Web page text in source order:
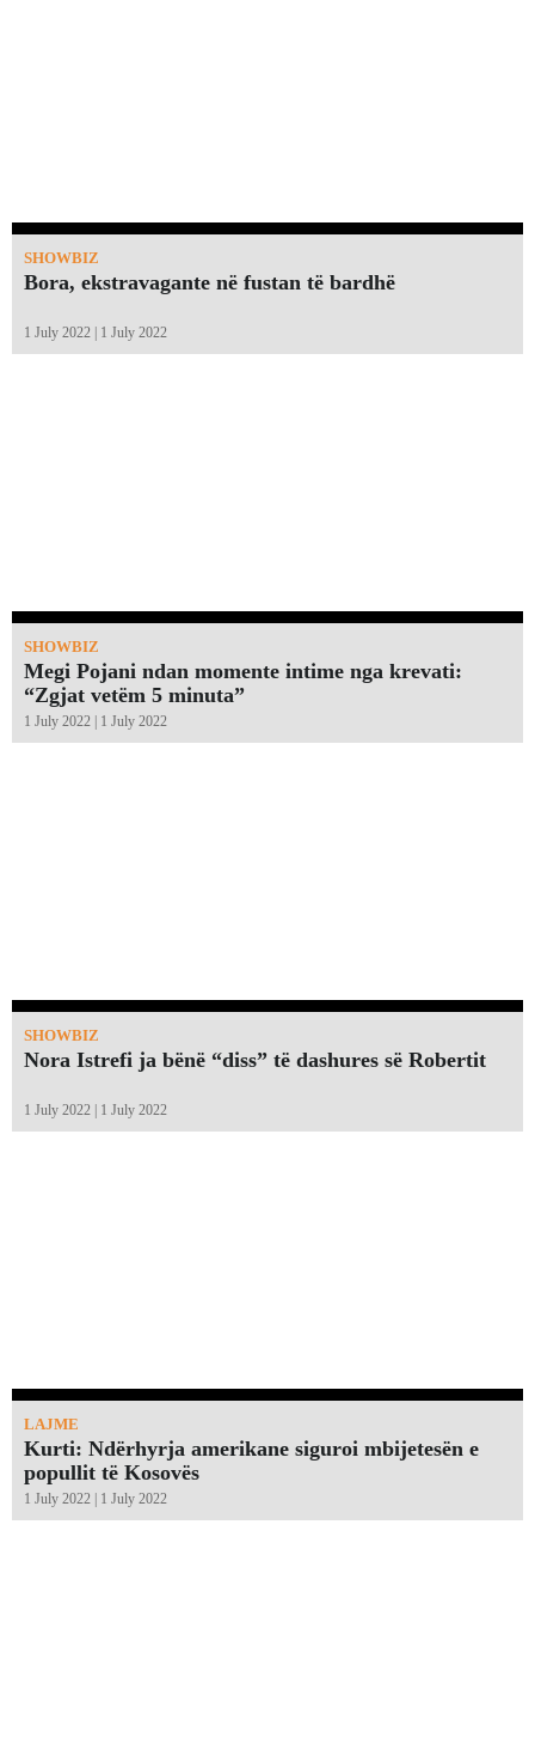
SHOWBIZ
Bora, ekstravagante në fustan të bardhë
1 July 2022 | 1 July 2022
SHOWBIZ
Megi Pojani ndan momente intime nga krevati:
“Zgjat vetëm 5 minuta”￼
1 July 2022 | 1 July 2022
SHOWBIZ
Nora Istrefi ja bënë “diss” të dashures së Robertit
1 July 2022 | 1 July 2022
LAJME
Kurti: Ndërhyrja amerikane siguroi mbijetesën e
popullit të Kosovës
1 July 2022 | 1 July 2022